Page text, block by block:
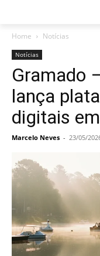
Home Notícias
Notícias
Gramado
lança
digitais
Marcelo Neves - 23/05/